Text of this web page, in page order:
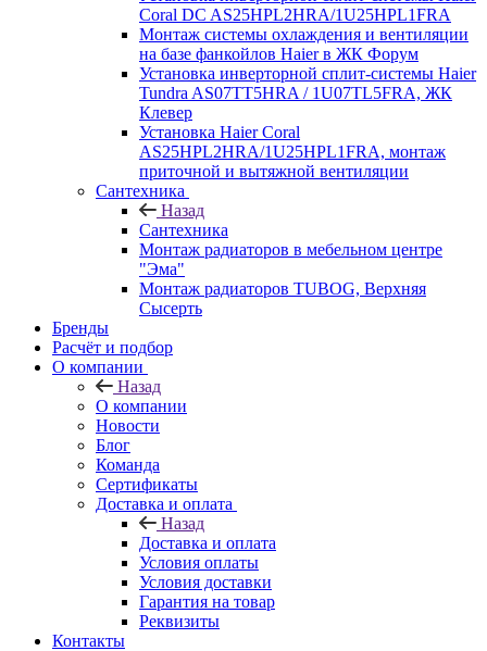
Coral DC AS25HPL2HRA/1U25HPL1FRA
Монтаж системы охлаждения и вентиляции
на базе фанкойлов Haier в ЖК Форум
Установка инверторной сплит-системы Haier
Tundra AS07TT5HRA / 1U07TL5FRA, ЖК
Клевер
Установка Haier Coral
AS25HPL2HRA/1U25HPL1FRA, монтаж
приточной и вытяжной вентиляции
Сантехника
Назад
Сантехника
Монтаж радиаторов в мебельном центре
"Эма"
Монтаж радиаторов TUBOG, Верхняя
Сысерть
Бренды
Расчёт и подбор
О компании
Назад
О компании
Новости
Блог
Команда
Сертификаты
Доставка и оплата
Назад
Доставка и оплата
Условия оплаты
Условия доставки
Гарантия на товар
Реквизиты
Контакты